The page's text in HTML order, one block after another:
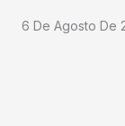
6 De Agosto De